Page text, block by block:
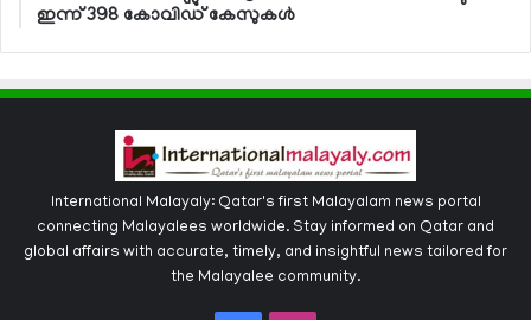
ഇന്ന് 398 കോവിഡ് കേസുകള്‍
International Malayaly: Qatar's first Malayalam news portal
connecting Malayalees worldwide. Stay informed on Qatar and
global affairs with accurate, timely, and insightful news tailored for
the Malayalee community.